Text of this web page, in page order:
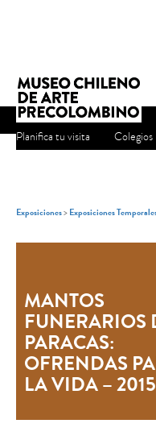
Planifica tu visita Colegios
Exposiciones>Exposiciones
MANTOS
FUNERARIOS
PARACAS:
OFRENDAS
LA VIDA – 2015